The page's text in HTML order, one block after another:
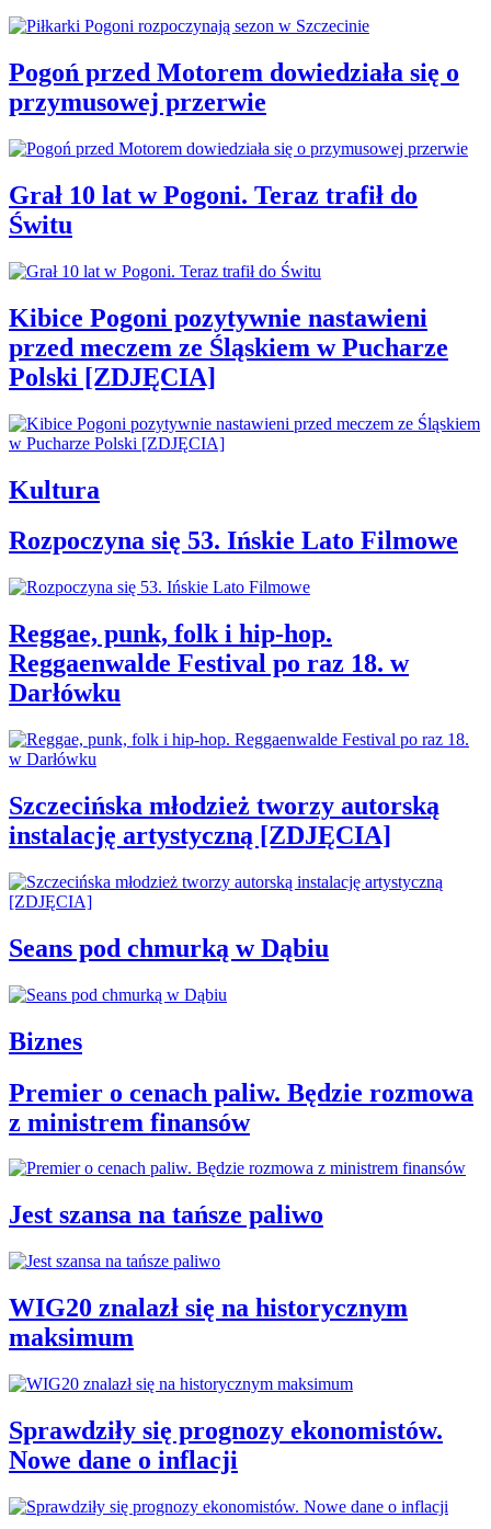
Pogoń przed Motorem dowiedziała się o
przymusowej przerwie
Grał 10 lat w Pogoni. Teraz trafił do
Świtu
Kibice Pogoni pozytywnie nastawieni
przed meczem ze Śląskiem w Pucharze
Polski [ZDJĘCIA]
Kultura
Rozpoczyna się 53. Ińskie Lato Filmowe
Reggae, punk, folk i hip-hop.
Reggaenwalde Festival po raz 18. w
Darłówku
Szczecińska młodzież tworzy autorską
instalację artystyczną [ZDJĘCIA]
Seans pod chmurką w Dąbiu
Biznes
Premier o cenach paliw. Będzie rozmowa
z ministrem finansów
Jest szansa na tańsze paliwo
WIG20 znalazł się na historycznym
maksimum
Sprawdziły się prognozy ekonomistów.
Nowe dane o inflacji